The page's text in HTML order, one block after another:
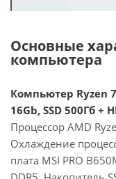
Основные
компьютера
Компьютер Ryzen 7
16Gb, SSD 500Гб +
Процессор AMD
Охлаждение
плата MSI PRO